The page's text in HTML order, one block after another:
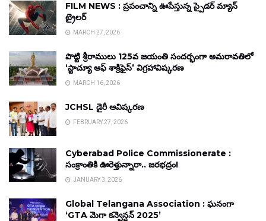
FILM NEWS : ప్రపంచాన్ని ఊపేస్తున్న స్పైడర్ మ్యాన్
ట్రైలర్
MARCH 27, 2026
పొట్టి శ్రీరాములు 125వ జయంతి సందర్భంగా అమరావతిలో
‘స్టాచ్యూ ఆఫ్ శాక్రిఫైస్’ విగ్రహావిష్కరణ
MARCH 16, 2026
JCHSL డైరీ ఆవిష్కరణ
FEBRUARY 27, 2026
Cyberabad Police Commissionerate :
సంక్రాంతికి ఊరెళ్తున్నారా.. జరభద్రం!
JANUARY 3, 2026
Global Telangana Association : ఘనంగా
‘GTA మెగా కన్వెన్షన్ 2025’